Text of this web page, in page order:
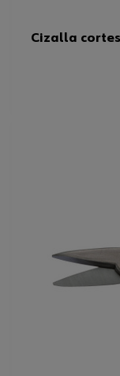
Cizalla